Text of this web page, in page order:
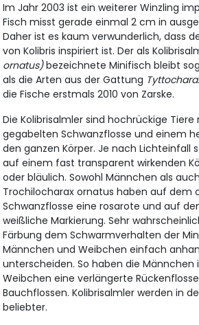
Im Jahr 2003 ist ein weiterer Winzling
Fisch misst gerade einmal 2 cm in
Daher ist es kaum verwunderlich, dass
von Kolibris inspiriert ist. Der als
ornatus)bezeichnete Minifisch bleibt
als die Arten aus der Gattung
die Fische erstmals 2010 von Zarske.
Die Kolibrisalmler sind hochrückige
gegabelten Schwanzflosse und einem
den ganzen Körper. Je nach Lichteinfall
auf einem fast transparent wirkenden
oder bläulich. Sowohl Männchen als
Trochilocharax ornatus haben auf dem
Schwanzflosse eine rosarote und auf
weißliche Markierung. Sehr
Färbung dem Schwarmverhalten der
Männchen und Weibchen einfach
unterscheiden. So haben die Männchen
Weibchen eine verlängerte
Bauchflossen. Kolibrisalmler werden in
beliebter.